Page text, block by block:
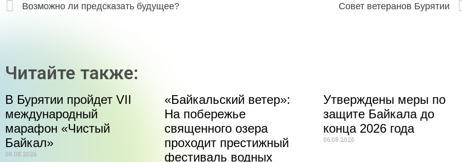
Возможно ли предсказать будущее? Совет ветеранов Бурятии
Читайте также:
В Бурятии пройдет VII
международный
марафон «Чистый
Байкал»
08.08.2026
«Байкальский ветер»:
На побережье
священного озера
проходит престижный
фестиваль водных
Утверждены меры по
защите Байкала до
конца 2026 года
06.08.2026